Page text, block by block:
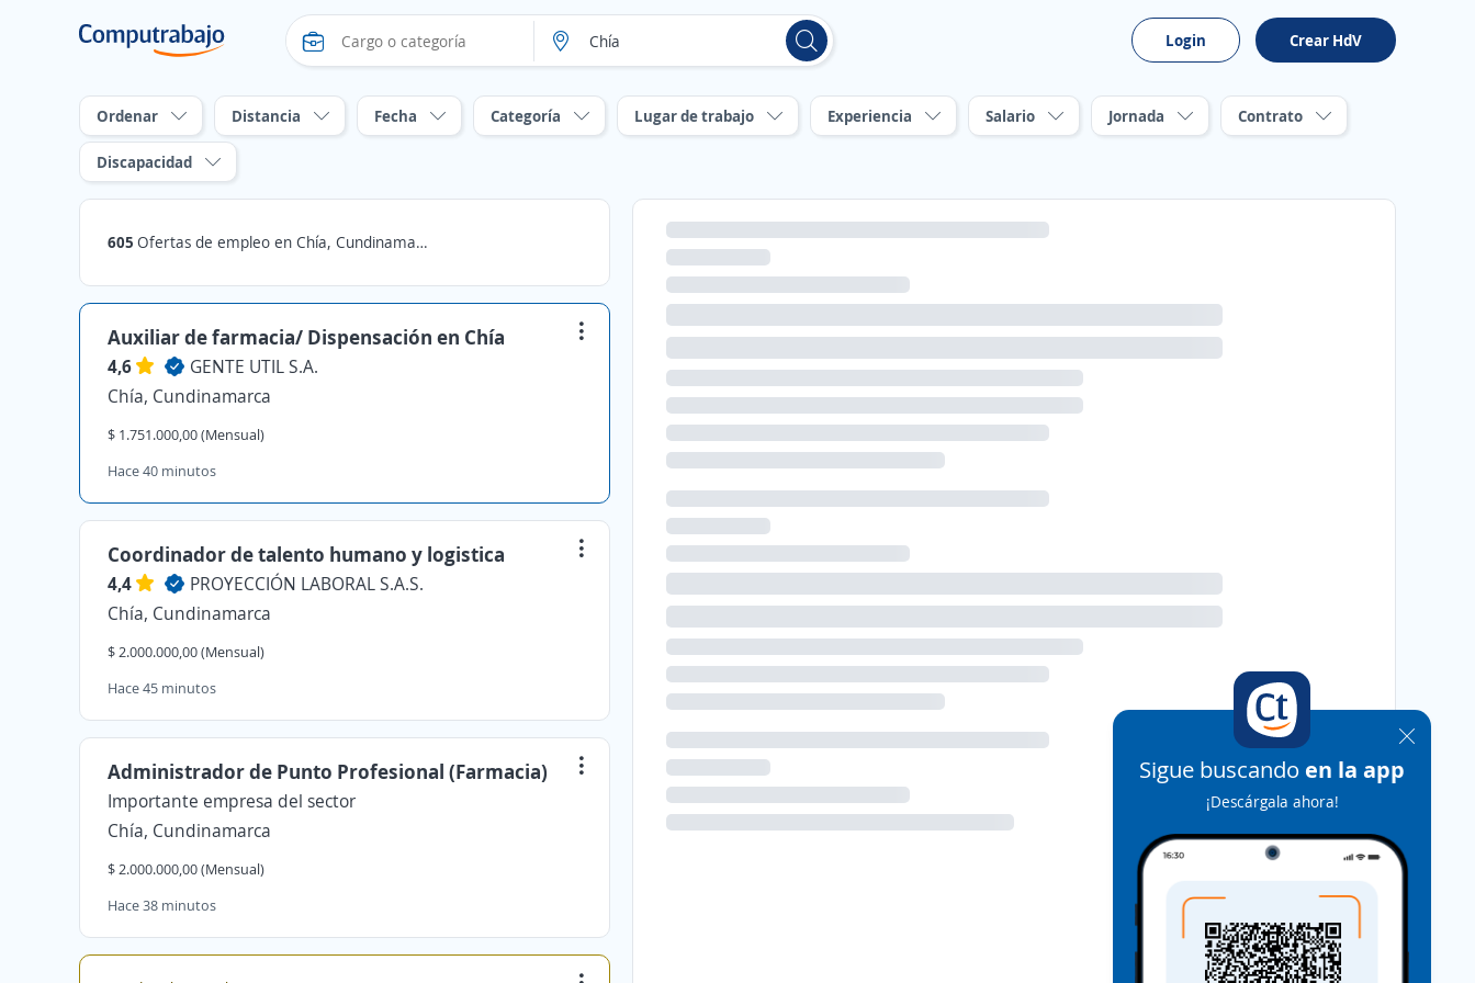
Login Crear HdV
Ordenar Distancia Fecha Categoría Lugar de trabajo Experiencia Salario Jornada Contrato
Discapacidad
605 Ofertas de empleo en Chía, Cundinamarca
Auxiliar de farmacia/ Dispensación en Chía
4,6
GENTE UTIL S.A.
Chía, Cundinamarca
$ 1.751.000,00 (Mensual)
Hace 40 minutos
Coordinador de talento humano y logistica
4,4
PROYECCIÓN LABORAL S.A.S.
Chía, Cundinamarca
$ 2.000.000,00 (Mensual)
Hace 45 minutos
Administrador de Punto Profesional (Farmacia)
Importante empresa del sector
Chía, Cundinamarca
$ 2.000.000,00 (Mensual)
Hace 38 minutos
Sigue buscando en la app
¡Descárgala ahora!